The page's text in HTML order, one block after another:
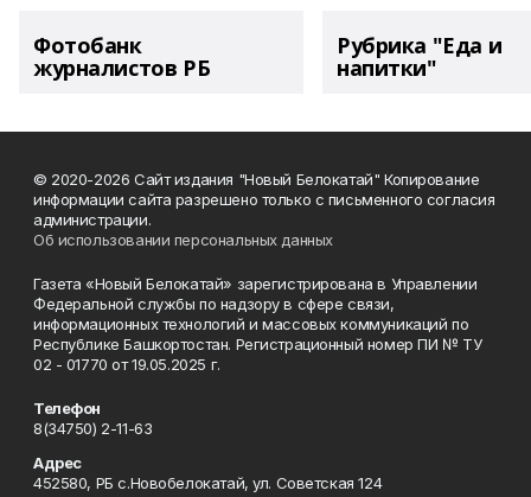
Фотобанк
журналистов РБ
Рубрика "Еда и
напитки"
© 2020-2026 Сайт издания "Новый Белокатай" Копирование
информации сайта разрешено только с письменного согласия
администрации.
Об использовании персональных данных
Газета «Новый Белокатай» зарегистрирована в Управлении
Федеральной службы по надзору в сфере связи,
информационных технологий и массовых коммуникаций по
Республике Башкортостан. Регистрационный номер ПИ № ТУ
02 - 01770 от 19.05.2025 г.
Телефон
8(34750) 2-11-63
Адрес
452580, РБ с.Новобелокатай, ул. Советская 124